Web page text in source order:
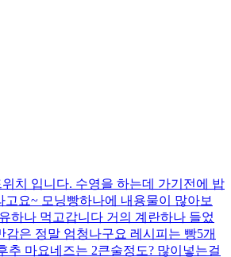
치 입니다. 수영을 하는데 가기전에 밥
고요~ 모닝빵하나에 내용물이 많아보
하나 먹고갑니다 거의 계란하나 들었
감은 정말 엄청나구요 레시피는 빵5개
추 마요네즈는 2큰술정도? 많이넣는걸